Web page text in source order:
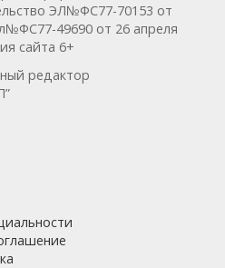
ЭЛ№ФС77-70153 от
49690 от 26 апреля
сайта 6+
редактор